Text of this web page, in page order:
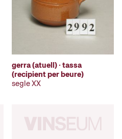
gerra (atuell) · tassa
(recipient per beure)
segle XX